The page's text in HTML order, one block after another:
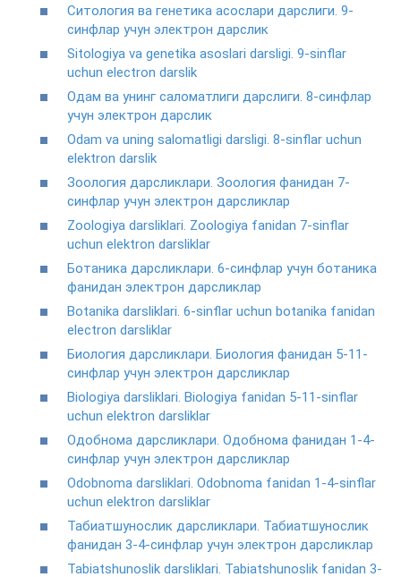
Ситология ва генетика асослари дарслиги. 9-
синфлар учун электрон дарслик
Sitologiya va genetika asoslari darsligi. 9-sinflar
uchun electron darslik
Одам ва унинг саломатлиги дарслиги. 8-синфлар
учун электрон дарслик
Odam va uning salomatligi darsligi. 8-sinflar uchun
elektron darslik
Зоология дарсликлари. Зоология фанидан 7-
синфлар учун электрон дарсликлар
Zoologiya darsliklari. Zoologiya fanidan 7-sinflar
uchun elektron darsliklar
Ботаника дарсликлари. 6-синфлар учун ботаника
фанидан электрон дарсликлар
Botanika darsliklari. 6-sinflar uchun botanika fanidan
electron darsliklar
Биология дарсликлари. Биология фанидан 5-11-
синфлар учун электрон дарсликлар
Biologiya darsliklari. Biologiya fanidan 5-11-sinflar
uchun elektron darsliklar
Одобнома дарсликлари. Одобнома фанидан 1-4-
синфлар учун электрон дарсликлар
Odobnoma darsliklari. Odobnoma fanidan 1-4-sinflar
uchun elektron darsliklar
Табиатшунослик дарсликлари. Табиатшунослик
фанидан 3-4-синфлар учун электрон дарсликлар
Tabiatshunoslik darsliklari. Tabiatshunoslik fanidan 3-